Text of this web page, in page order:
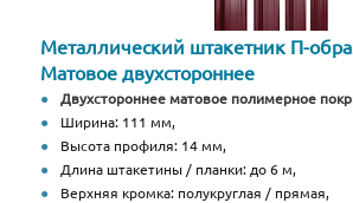
Металлический штакетник П-
Матовое двухстороннее
Двухстороннее матовое полимерное
Ширина: 111 мм,
Высота профиля: 14 мм,
Длина штакетины / планки: до 6 м,
Верхняя кромка: полукруглая / прямая,